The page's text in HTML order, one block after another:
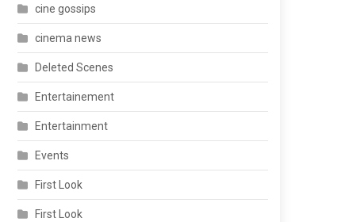
cine gossips
cinema news
Deleted Scenes
Entertainement
Entertainment
Events
First Look
First Look